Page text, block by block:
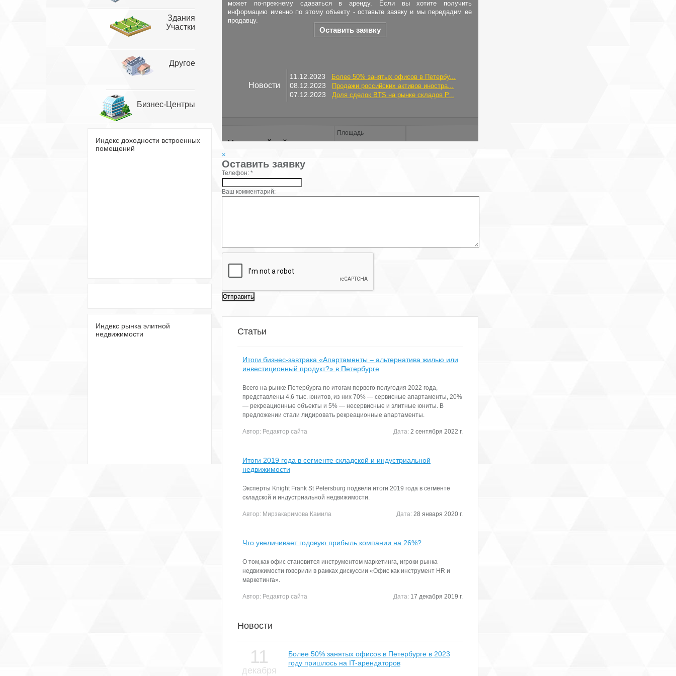
Здания
Участки
Другое
Бизнес-Центры
Индекс доходности встроенных
помещений
Индекс рынка элитной
недвижимости
может по-прежнему сдаваться в аренду. Если вы хотите получить
информацию именно по этому объекту - оставьте заявку и мы передадим ее
продавцу.
Оставить заявку
Новости
11.12.2023 Более 50% занятых офисов в Петербу...
08.12.2023 Продажи российских активов иностра...
07.12.2023 Доля сделок BTS на рынке складов Р...
Московский район
Площадь
Водоснабжение: есть
промышленно развитым районам Санкт-Петербурга, здесь расположены
так же объекты потребительского рынка. Есть возможность выбора
поставщика услуг доступа к телекоммуникационным сетям - бизнес-центр
по упрощенной системе налогообложения, поэтому НДС в стоимость
Срок договора: 11 месяцев, предоплата первого и последнего месяца
Интернет предоставляет: Смарт-телеком, Сити-телеком
Налогообложение: Работаем по упрощенке
В аренду включено:
Помещение: с окном, без мебели
Для организации просмотра помещений, а также для получения
консультации по условиям аренды, позвоните нам. Для вас наши услуги
вы заключаете напрямую с собственником. Без скрытых комиссий и
×
Оставить заявку
Телефон: *
Ваш комментарий:
Статьи
Итоги бизнес-завтрака «Апартаменты – альтернатива жилью или
инвестиционный продукт?» в Петербурге
Всего на рынке Петербурга по итогам первого полугодия 2022 года,
представлены 4,6 тыс. юнитов, из них 70% — сервисные апартаменты, 20%
— рекреационные объекты и 5% — несервисные и элитные юниты. В
предложении стали лидировать рекреационные апартаменты.
Автор: Редактор сайта Дата: 2 сентября 2022 г.
Итоги 2019 года в сегменте складской и индустриальной
недвижимости
Эксперты Knight Frank St Petersburg подвели итоги 2019 года в сегменте
складской и индустриальной недвижимости.
Автор: Мирзакаримова Камила Дата: 28 января 2020 г.
Что увеличивает годовую прибыль компании на 26%?
О том,как офис становится инструментом маркетинга, игроки рынка
недвижимости говорили в рамках дискуссии «Офис как инструмент HR и
маркетинга».
Автор: Редактор сайта Дата: 17 декабря 2019 г.
Новости
11
декабря
Более 50% занятых офисов в Петербурге в 2023
году пришлось на IT-арендаторов